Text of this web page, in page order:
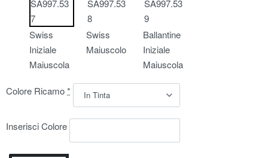
Swiss
Iniziale
Maiuscola
Swiss
Maiuscolo
Ballantine
Iniziale
Maiuscola
Colore Ricamo*
Inserisci Colore